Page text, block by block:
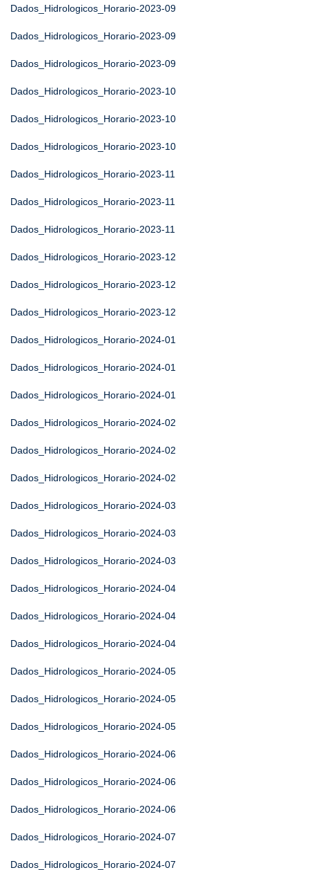
Dados_Hidrologicos_Horario-2023-09
Dados_Hidrologicos_Horario-2023-09
Dados_Hidrologicos_Horario-2023-09
Dados_Hidrologicos_Horario-2023-10
Dados_Hidrologicos_Horario-2023-10
Dados_Hidrologicos_Horario-2023-10
Dados_Hidrologicos_Horario-2023-11
Dados_Hidrologicos_Horario-2023-11
Dados_Hidrologicos_Horario-2023-11
Dados_Hidrologicos_Horario-2023-12
Dados_Hidrologicos_Horario-2023-12
Dados_Hidrologicos_Horario-2023-12
Dados_Hidrologicos_Horario-2024-01
Dados_Hidrologicos_Horario-2024-01
Dados_Hidrologicos_Horario-2024-01
Dados_Hidrologicos_Horario-2024-02
Dados_Hidrologicos_Horario-2024-02
Dados_Hidrologicos_Horario-2024-02
Dados_Hidrologicos_Horario-2024-03
Dados_Hidrologicos_Horario-2024-03
Dados_Hidrologicos_Horario-2024-03
Dados_Hidrologicos_Horario-2024-04
Dados_Hidrologicos_Horario-2024-04
Dados_Hidrologicos_Horario-2024-04
Dados_Hidrologicos_Horario-2024-05
Dados_Hidrologicos_Horario-2024-05
Dados_Hidrologicos_Horario-2024-05
Dados_Hidrologicos_Horario-2024-06
Dados_Hidrologicos_Horario-2024-06
Dados_Hidrologicos_Horario-2024-06
Dados_Hidrologicos_Horario-2024-07
Dados_Hidrologicos_Horario-2024-07